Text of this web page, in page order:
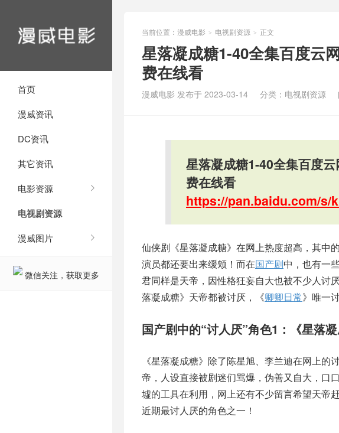
首页
漫威资讯
DC资讯
其它资讯
电影资源
电视剧资源
漫威图片
微信关注，获取更多
当前位置： 漫威电影 > 电视剧资源 > 正文
星落凝成糖1-40全集百度云
费在线看
漫威电影 发布于 2023-03-14 分类： 电视剧资源
星落凝成糖1-40全集百度
费在线看
https://pan.baidu.com/s/
仙侠剧《星落凝成糖》在网上热度超高，其中
演员都还要出来缓颊！而在国产剧中，也有一
君同样是天帝，因性格狂妄自大也被不少人讨
落凝成糖》天帝都被讨厌，《卿卿日常》唯一
国产剧中的“讨人厌”角色1：《星落
《星落凝成糖》除了陈星旭、李兰迪在网上
帝，人设直接被剧迷们骂爆，伪善又自大，口
墟的工具在利用，网上还有不少留言希望天帝
近期最讨人厌的角色之一！